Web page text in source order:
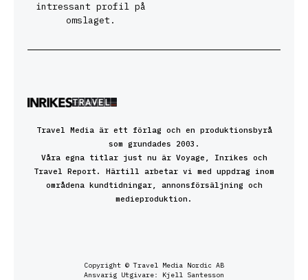
intressant profil på
omslaget.
Travel Media är ett förlag och en produktionsbyrå
som grundades 2003.
Våra egna titlar just nu är Voyage, Inrikes och
Travel Report. Härtill arbetar vi med uppdrag inom
områdena kundtidningar, annonsförsäljning och
medieproduktion.
Copyright © Travel Media Nordic AB
Ansvarig Utgivare: Kjell Santesson